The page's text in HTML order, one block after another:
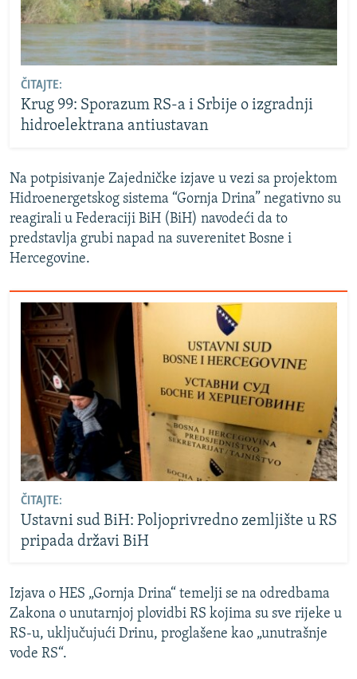
ČITAJTE:
Krug 99: Sporazum RS-a i Srbije o izgradnji
hidroelektrana antiustavan
Na potpisivanje Zajedničke izjave u vezi sa projektom
Hidroenergetskog sistema “Gornja Drina” negativno su
reagirali u Federaciji BiH (BiH) navodeći da to
predstavlja grubi napad na suverenitet Bosne i
Hercegovine.
ČITAJTE:
Ustavni sud BiH: Poljoprivredno zemljište u RS
pripada državi BiH
Izjava o HES „Gornja Drina“ temelji se na odredbama
Zakona o unutarnjoj plovidbi RS kojima su sve rijeke u
RS-u, uključujući Drinu, proglašene kao „unutrašnje
vode RS“.